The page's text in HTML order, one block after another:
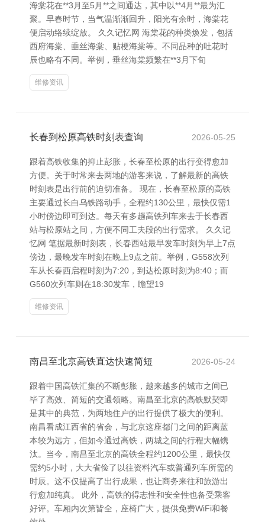
海棠花在**3月至5月**之间通达，其中以**4月**最为汇
聚。早春时节，当气温渐渐回升，阳光有余时，海棠花
便启动络续绽放。 久久记忆网 海棠花的种类焕发，包括
西府海棠、垂丝海棠、贴梗海棠等。不同品种的吐花时
辰也略有不同。举例，垂丝海棠频繁在**3月下旬
维修资讯
长春到松原高铁时刻表查询 2026-05-25
跟着高铁收集的抑止彭胀，长春至松原的出行变得愈加
方便。关于时常来去两地的游客来说，了解最新的高铁
时刻表是出行前的迫切准备。 现在，长春至松原的高铁
主要通过长白乌铁路动手，全程约130公里，最快仅需1
小时傍边即可到达。每天有多趟高铁列车来去于长春西
站与松原站之间，方便不同工夫段的出行需求。 久久记
忆网 笔据最新时刻表，长春西站最早发车时刻为早上7点
傍边，最晚发车时刻在晚上9点之前。举例，G558次列
车从长春西启程时刻为7:20，到达松原时刻为8:40；而
G560次列车则在18:30发车，瞻望19
维修资讯
南昌至北京高铁直达快速简短 2026-05-24
跟着中国高铁汇集的不断彭胀，越来越多的城市之间已
毕了高效、简短的交通领略。南昌至北京的高铁默契即
是其中的典范，为两地住户的出行提供了极大的便利。
南昌看成江西省的省会，与北京这座都门之间的距离蓝
本较为远方，但如今通过高铁，两城之间的行程大幅镌
汰。当今，南昌至北京的高铁全程约1200公里，最快仅
需约5小时，大大省俭了以往资料汽车或普通列车所需的
时辰。这不仅提高了出行成果，也让商务来往和旅游出
行愈加纯真。 此外，高铁的得志性和安全性也备受乘客
好评。车厢内次第皆全，座椅广大，提供免费WiFi和餐